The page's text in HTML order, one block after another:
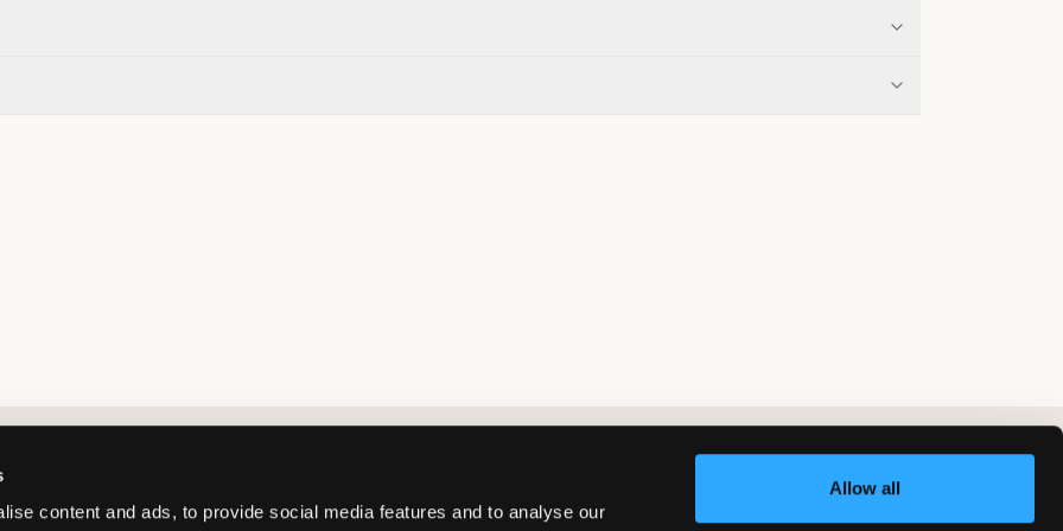
content and ads, to provide social media features and to analyse our
Allow all